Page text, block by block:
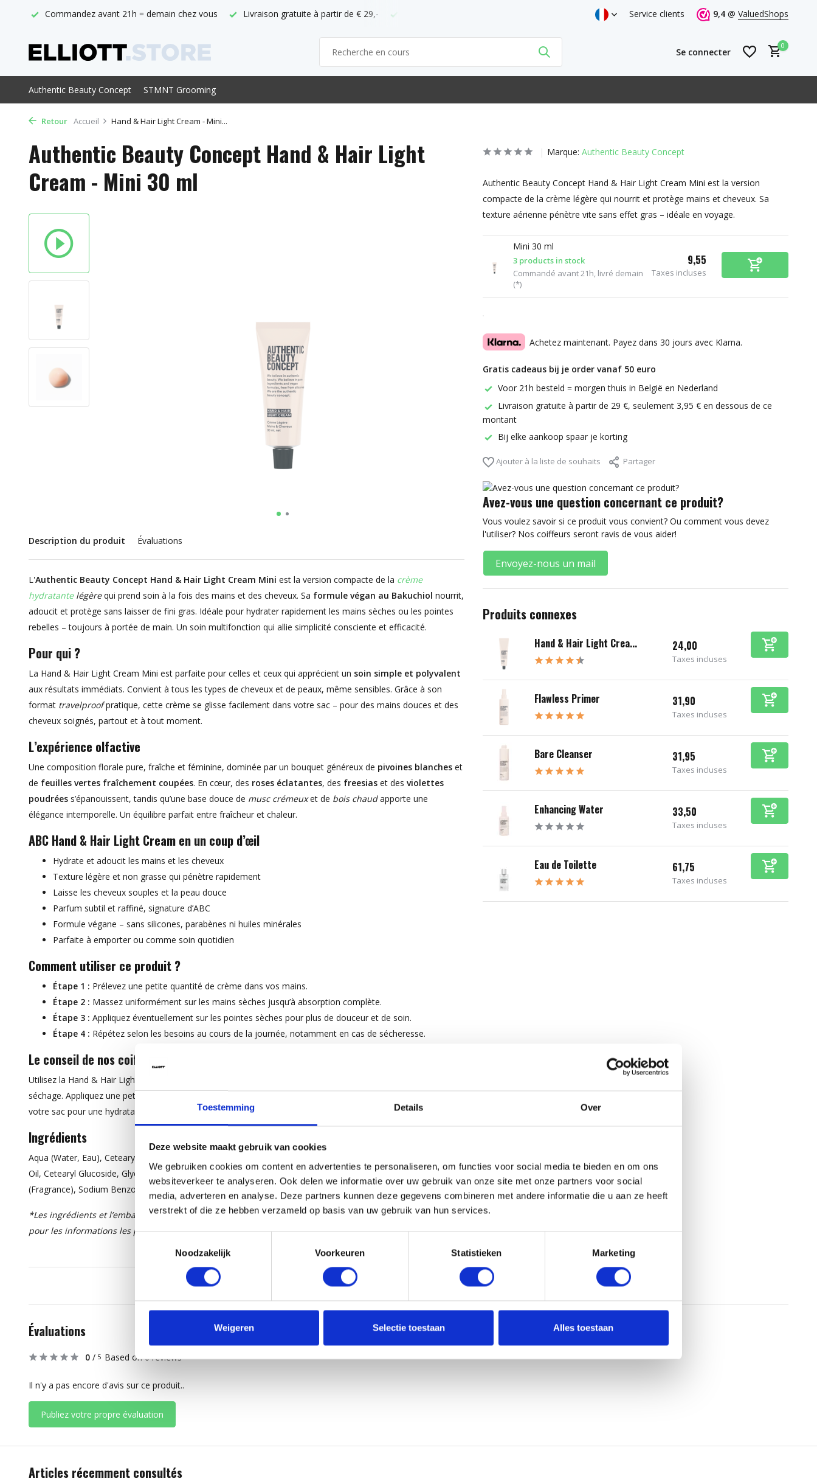
Toestemming Details Over
Deze website maakt gebruik van cookies
We gebruiken cookies om content en advertenties te personaliseren, om functies voor social media te bieden en om ons
websiteverkeer te analyseren. Ook delen we informatie over uw gebruik van onze site met onze partners voor social
media, adverteren en analyse. Deze partners kunnen deze gegevens combineren met andere informatie die u aan ze heeft
verstrekt of die ze hebben verzameld op basis van uw gebruik van hun services.
Noodzakelijk
Voorkeuren Statistieken Marketing
Weigeren Selectie toestaan Alles toestaan
Livraison gratuite à partir de € 29,- Point de vente officiel d'ABC Commandez avant 21h = demain chez vous Service clients 9,4 @ ValuedShops
Se connecter
S'inscrire
0
Authentic Beauty Concept STMNT Grooming
Retour Accueil Hand & Hair Light Cream - Mini...
Authentic Beauty Concept Hand & Hair Light
Cream - Mini 30 ml
Description du produit Évaluations
L'Authentic Beauty Concept Hand & Hair Light Cream Mini est la version compacte de la crème
hydratantelégèrequi prend soin à la fois des mains et des cheveux. Sa formule végan au Bakuchiol nourrit,
adoucit et protège sans laisser de fini gras. Idéale pour hydrater rapidement les mains sèches ou les pointes
rebelles – toujours à portée de main. Un soin multifonction qui allie simplicité consciente et efficacité.
Pour qui ?
La Hand & Hair Light Cream Mini est parfaite pour celles et ceux qui apprécient un soin simple et polyvalent
aux résultats immédiats. Convient à tous les types de cheveux et de peaux, même sensibles. Grâce à son
format travelproofpratique, cette crème se glisse facilement dans votre sac – pour des mains douces et des
cheveux soignés, partout et à tout moment.
L’expérience olfactive
Une composition florale pure, fraîche et féminine, dominée par un bouquet généreux de pivoines blanches et
de feuilles vertes fraîchement coupées. En cœur, des roses éclatantes, des freesias et des violettes
poudrées s’épanouissent, tandis qu’une base douce de musc crémeuxet de bois chaudapporte une
élégance intemporelle. Un équilibre parfait entre fraîcheur et chaleur.
ABC Hand & Hair Light Cream en un coup d’œil
Hydrate et adoucit les mains et les cheveux
Texture légère et non grasse qui pénètre rapidement
Laisse les cheveux souples et la peau douce
Parfum subtil et raffiné, signature d’ABC
Formule végane – sans silicones, parabènes ni huiles minérales
Parfaite à emporter ou comme soin quotidien
Comment utiliser ce produit ?
Étape 1 : Prélevez une petite quantité de crème dans vos mains.
Étape 2 : Massez uniformément sur les mains sèches jusqu’à absorption complète.
Étape 3 : Appliquez éventuellement sur les pointes sèches pour plus de douceur et de soin.
Étape 4 : Répétez selon les besoins au cours de la journée, notamment en cas de sécheresse.
Le conseil de nos coiffeurs
Utilisez la Hand & Hair Light Cream comme touche finale sur les pointes sèches après le coiffage ou le
séchage. Appliquez une petite quantité pour réduire les frisottis et ajouter de la brillance. Gardez un tube dans
votre sac pour une hydratation immédiate, où que vous soyez.
Ingrédients
Aqua (Water, Eau), Cetearyl Alcohol, Butyrospermum Parkii (Shea) Butter, Helianthus Annuus (Sunflower) Seed
Oil, Cetearyl Glucoside, Glycerin, Glyceryl Stearate, Panthenol, Tocopherol, Cetrimonium Chloride, Parfum
(Fragrance), Sodium Benzoate, Citric Acid, Potassium Sorbate, Limonene, Linalool, Alpha-Isomethyl Ionone.*
*Les ingrédients et l’emballage peuvent être modifiés. Veuillez toujours consulter l’étiquette du produit
pour les informations les plus récentes.
Marque: Authentic Beauty Concept
Authentic Beauty Concept Hand & Hair Light Cream Mini est la version
compacte de la crème légère qui nourrit et protège mains et cheveux. Sa
texture aérienne pénètre vite sans effet gras – idéale en voyage.
Mini 30 ml
3 products in stock
Commandé avant 21h, livré demain
(*)
9,55
Taxes incluses
Achetez maintenant. Payez dans 30 jours avec Klarna.
Gratis cadeaus bij je order vanaf 50 euro
Voor 21h besteld = morgen thuis in België en Nederland
Livraison gratuite à partir de 29 €, seulement 3,95 € en dessous de ce
montant
Bij elke aankoop spaar je korting
Ajouter à la liste de souhaits Partager
Avez-vous une question concernant ce produit?
Vous voulez savoir si ce produit vous convient? Ou comment vous devez
l'utiliser? Nos coiffeurs seront ravis de vous aider!
Envoyez-nous un mail
Produits connexes
Hand & Hair Light Crea... 24,00
Taxes incluses
Flawless Primer 31,90
Taxes incluses
Bare Cleanser 31,95
Taxes incluses
Enhancing Water 33,50
Taxes incluses
Eau de Toilette 61,75
Taxes incluses
Évaluations
0 / 5 Based on 0 reviews
Il n'y a pas encore d'avis sur ce produit..
Publiez votre propre évaluation
Articles récemment consultés